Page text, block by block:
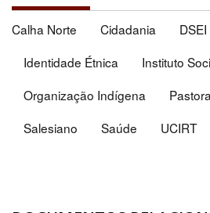
Calha Norte Cidadania DSEI
Identidade Étnica
Instituto
Organização Indígena
Salesiano
Saúde UCIRT